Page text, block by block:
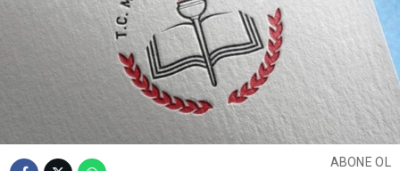
ABONE OL